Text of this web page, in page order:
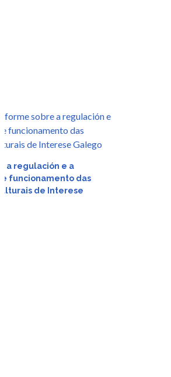
a regulación e a
funcionamento das
de Interese